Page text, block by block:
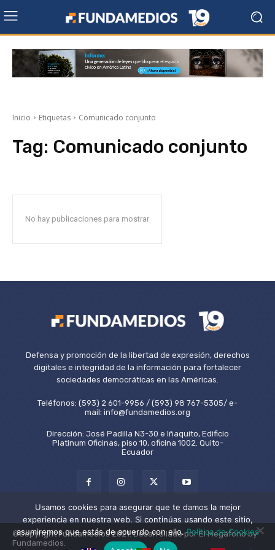
Inicio Etiquetas Comunicado conjunto
Tag: Comunicado conjunto
No hay publicaciones para mostrar
Defensa y promoción de la libertad de expresión, derechos
digitales e integridad de la información para fortalecer
sociedades democráticas en las Américas.
Teléfonos: (593) 2 601-9956 / (593) 98 767-5305/ e-
mail: info@fundamedios.org
Dirección: José Padilla N3-30 e Iñaquito, Edificio
Platinum Oficinas, piso 10, oficina 1002. Quito-
Ecuador
©Copyright Fundamedios 2021. Desarrollado por El Megáfono by
Fundamedios.
Usamos cookies para asegurar que te damos la mejor
experiencia en nuestra web. Si continúas usando este sitio,
asumiremos que estás de acuerdo con ello.Política de Cookies